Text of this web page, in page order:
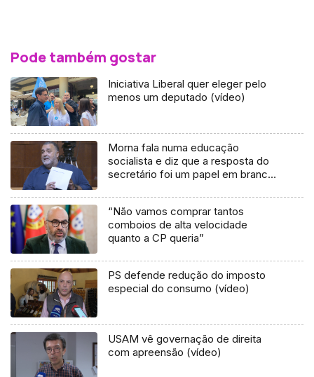
Pode também gostar
Iniciativa Liberal quer eleger pelo
menos um deputado (vídeo)
Morna fala numa educação
socialista e diz que a resposta do
secretário foi um papel em branco
“Não vamos comprar tantos
comboios de alta velocidade
quanto a CP queria”
PS defende redução do imposto
especial do consumo (vídeo)
USAM vê governação de direita
com apreensão (vídeo)